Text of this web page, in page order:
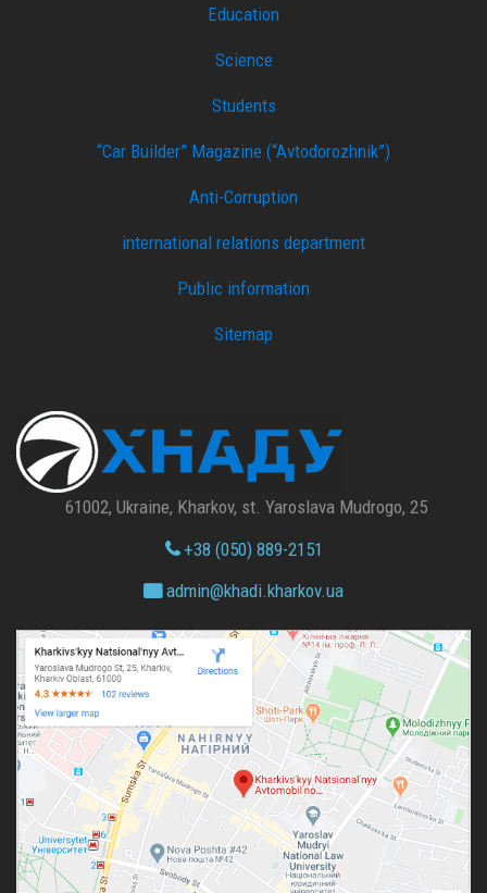
Education
Science
Students
“Car Builder” Magazine (“Avtodorozhnik”)
Anti-Corruption
international relations department
Public information
Sitemap
61002, Ukraine, Kharkov, st. Yaroslava Mudrogo, 25
+38 (050) 889-2151
admin@khadi.kharkov.ua